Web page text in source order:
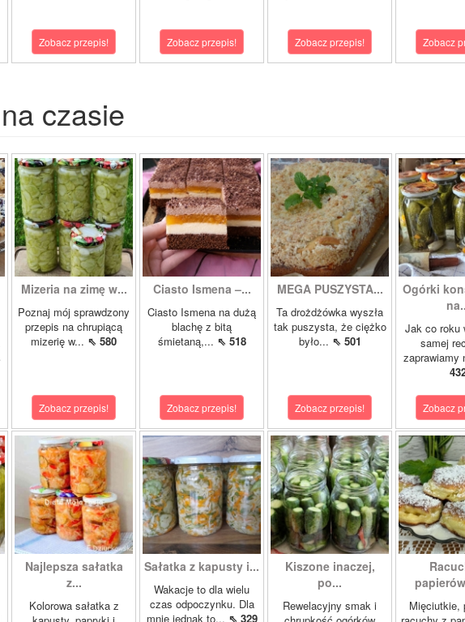
Zobacz przepis! Zobacz przepis! Zobacz przepis! Zobacz
czasie
Mizeria na zimę w...
Poznaj mój sprawdzony
przepis na chrupiącą
mizerię w... ⇖ 580
Zobacz przepis!
Ciasto Ismena –...
Ciasto Ismena na dużą
blachę z bitą
śmietaną,... ⇖ 518
Zobacz przepis!
MEGA PUSZYSTA...
Ta drożdżówka wyszła
tak puszysta, że ciężko
było... ⇖ 501
Zobacz przepis!
Ogórki
Jak co roku
samej
zaprawiamy
Zobacz
Najlepsza sałatka
z...
Kolorowa sałatka z
Sałatka z kapusty i...
Wakacje to dla wielu
czas odpoczynku. Dla
mnie jednak to... ⇖ 329
Kiszone inaczej,
po...
Rewelacyjny smak i
Mięciutkie,